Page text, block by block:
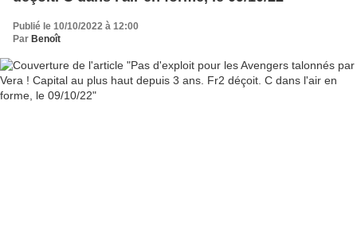
Publié le 10/10/2022 à 12:00
Par Benoît